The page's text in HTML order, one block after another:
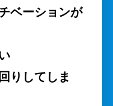
ベーションが
りしてしま